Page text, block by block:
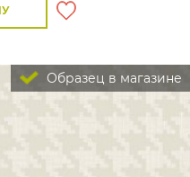
Образец в магазине